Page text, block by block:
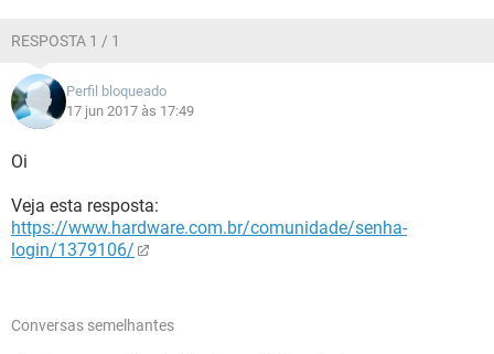
RESPOSTA 1 / 1
Perfil bloqueado
17 jun 2017 às 17:49
Oi
Veja esta resposta:
https://www.hardware.com.br/comunidade/senha-
login/1379106/
Conversas semelhantes